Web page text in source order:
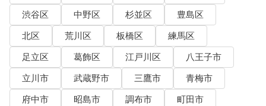
渋谷区
中野区 杉並区
豊島区
北区
荒川区 板橋区
練馬区
足立区
葛飾区 江戸川区
八王子市
立川市
武蔵野市 三鷹市
青梅市
府中市
昭島市 調布市
町田市